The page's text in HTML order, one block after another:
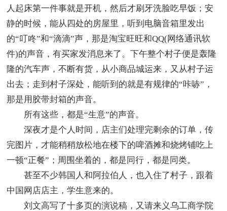
人起床第一件事就是开机，然后才刷牙洗脸吃早饭；安
静的时候，能从四处的房屋里，听到电脑音箱里发出
的“叮咚”和“滴滴”声，那是淘宝旺旺和QQ(网络通讯软
件)的声音，有买家发消息来了。下午整个村子便是轰隆
隆的汽车声，不断有货，从小商品城运来，又从村子运
出去；走到村子深处，能听到的就是有规律的“咔哧”，
那是用胶带封箱的声音。
所有这些，都是“生意”的声音。
深夜才是个人时间，店主们处理完剩余的订单，传
完图片，才能稍稍放松地在楼下的啤酒摊和烧烤铺吃上
一顿“正餐”；周围坐着的，都是同行，都是同类。
甚至不少韩国人和阿拉伯人，也入住了村子，跟着
中国网店店主，学生意来的。
刘文高写了十多页的演说稿，又请来义乌工商学院